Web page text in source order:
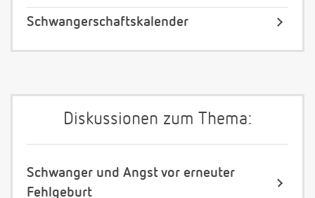
Schwangerschaftskalender
Diskussionen zum Thema:
Schwanger und Angst vor erneuter
Fehlgeburt